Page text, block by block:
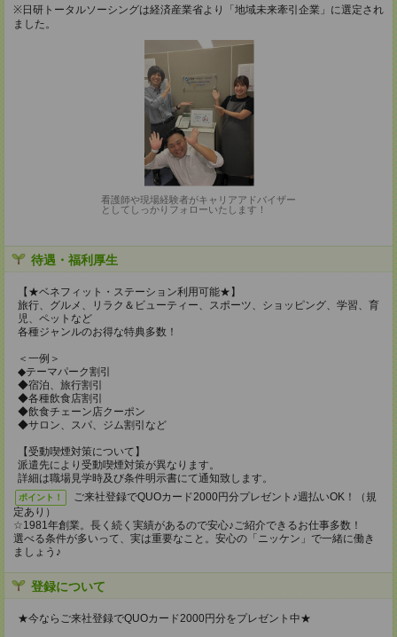
※日研トータルソーシングは経済産業省より「地域未来牽引企業」に選定され
ました。
看護師や現場経験者がキャリアアドバイザー
としてしっかりフォローいたします！
待遇・福利厚生
【★ベネフィット・ステーション利用可能★】
旅行、グルメ、リラク＆ビューティー、スポーツ、ショッピング、学習、育
児、ペットなど
各種ジャンルのお得な特典多数！
＜一例＞
◆テーマパーク割引
◆宿泊、旅行割引
◆各種飲食店割引
◆飲食チェーン店クーポン
◆サロン、スパ、ジム割引など
【受動喫煙対策について】
派遣先により受動喫煙対策が異なります。
詳細は職場見学時及び条件明示書にて通知致します。
ポイント！
ご来社登録でQUOカード2000円分プレゼント♪週払いOK！（規
定あり）
☆1981年創業。長く続く実績があるので安心♪ご紹介できるお仕事多数！
選べる条件が多いって、実は重要なこと。安心の「ニッケン」で一緒に働き
ましょう♪
登録について
★今ならご来社登録でQUOカード2000円分をプレゼント中★